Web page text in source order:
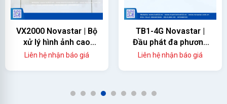
VX2000 Novastar | Bộ
xử lý hình ảnh cao
cấp
Liên hệ nhận báo giá
TB1-4G Novastar |
Đầu phát đa phương
tiện cho màn hình led
Liên hệ nhận báo giá
1 2 3 4 5 6 7 8 9